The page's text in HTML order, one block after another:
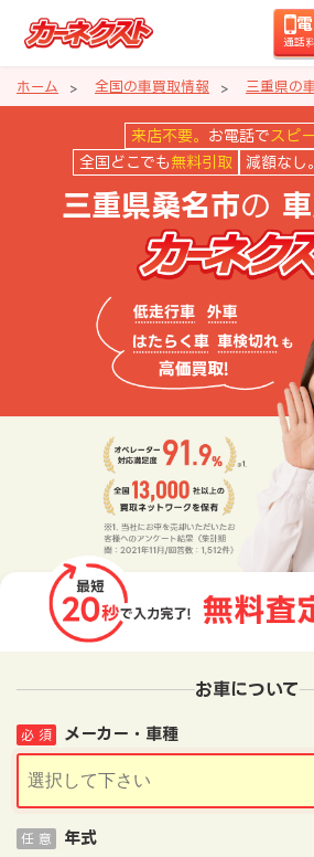
通話
ホーム 全国の車買取情報 三重県の
三重県桑名市の車買
来店不要。 お電話で スピ
全国どこでも 無料引取 減額なし。
三重県桑名市の
お車について
メーカー・車種
必 須
年式
任 意